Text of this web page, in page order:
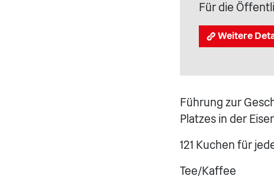
Für die
Weitere
Führung zur
Platzes in der
121 Kuchen für
Tee/Kaffee